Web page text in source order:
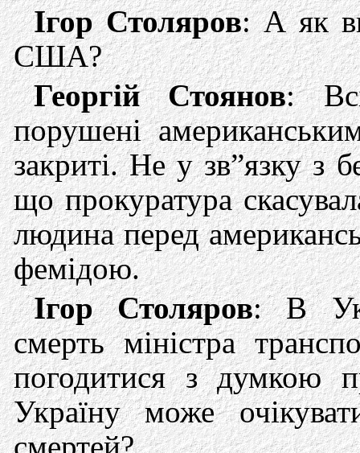
Ігор Столяров: А як
США?
Георгій Стоянов:
порушені
закриті. Не у зв”язку з
що прокуратура
людина перед
фемідою.
Ігор Столяров: В
смерть міністра
погодитися з думкою
Україну може